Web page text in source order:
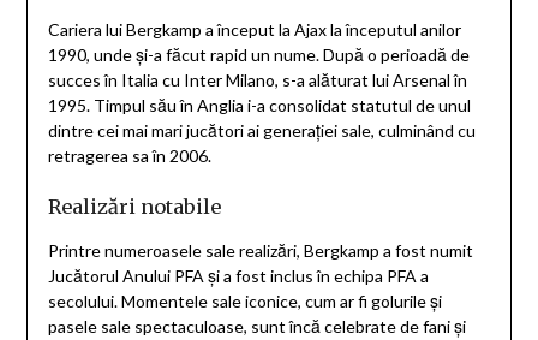
Cariera lui Bergkamp a început la Ajax la începutul anilor
1990, unde și-a făcut rapid un nume. După o perioadă de
succes în Italia cu Inter Milano, s-a alăturat lui Arsenal în
1995. Timpul său în Anglia i-a consolidat statutul de unul
dintre cei mai mari jucători ai generației sale, culminând cu
retragerea sa în 2006.
Realizări notabile
Printre numeroasele sale realizări, Bergkamp a fost numit
Jucătorul Anului PFA și a fost inclus în echipa PFA a
secolului. Momentele sale iconice, cum ar fi golurile și
pasele sale spectaculoase, sunt încă celebrate de fani și